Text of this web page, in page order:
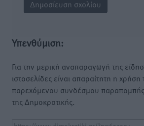
Υπενθύμιση:
Για την μερική αναπαραγωγή της
ιστοσελίδες είναι απαραίτητη η
παρεχόμενου συνδέσμου
της Δημοκρατικής.